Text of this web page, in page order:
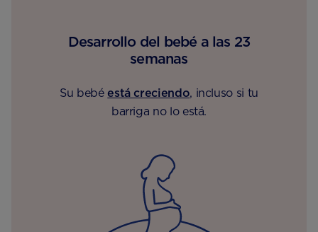
Desarrollo del bebé a las 23
semanas
Su bebéestá creciendo, incluso si tu
barriga no lo está.